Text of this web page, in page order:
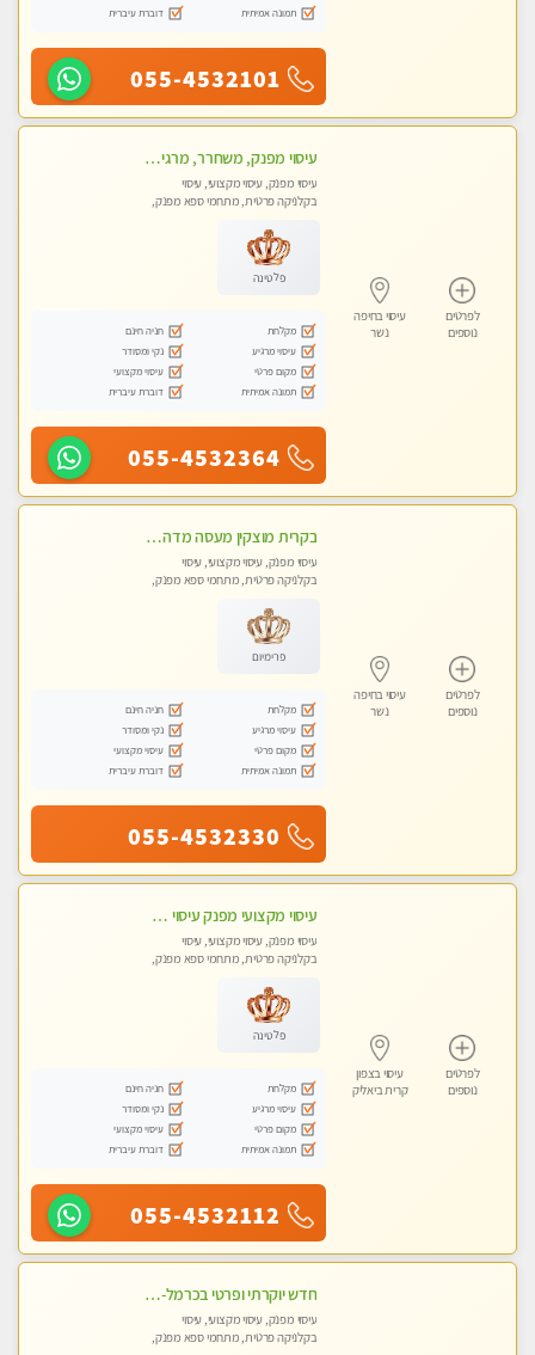
תמונה אמיתית
דוברת עיברית
055-4532101
לפרטים
נוספים
עיסוי בחיפה
נשר
עיסוי מפנק, משחרר, מרגיע, טנטרה, עיסוי שבדי מקצועי ללא שירותי מין
עיסוי מפנק, עיסוי מקצועי, עיסוי
בקלניקה פרטית, מתחמי ספא מפנק,
פלטינה
מקלחת
חניה חינם
עיסוי מרגיע
נקי ומסודר
מקום פרטי
עיסוי מקצועי
תמונה אמיתית
דוברת עיברית
055-4532364
לפרטים
נוספים
עיסוי בחיפה
נשר
בקרית מוצקין מעסה מדהימה- כל סוגי העיסויים מעסה מקצועית ואיכותית פרטי!!! לחוויה בלתי נשכחת!!
עיסוי מפנק, עיסוי מקצועי, עיסוי
בקלניקה פרטית, מתחמי ספא מפנק,
פרימיום
מקלחת
חניה חינם
עיסוי מרגיע
נקי ומסודר
מקום פרטי
עיסוי מקצועי
תמונה אמיתית
דוברת עיברית
055-4532330
לפרטים
נוספים
עיסוי בצפון
קרית ביאליק
עיסוי מקצועי מפנק עיסוי עם אבנים חמות. מעסה עם תעודות. טיפול מרגיע משוחרר באווירה נעימה נקיה ומסודרת. יש חניה ומקלחת
עיסוי מפנק, עיסוי מקצועי, עיסוי
בקלניקה פרטית, מתחמי ספא מפנק,
פלטינה
מקלחת
חניה חינם
עיסוי מרגיע
נקי ומסודר
מקום פרטי
עיסוי מקצועי
תמונה אמיתית
דוברת עיברית
055-4532112
חדש יוקרתי ופרטי בכרמל-חיפה פנקו את עצמכם ברוגע פינוק וחוויה בלתי נשכחת ללא מין !!
עיסוי מפנק, עיסוי מקצועי, עיסוי
בקלניקה פרטית, מתחמי ספא מפנק,